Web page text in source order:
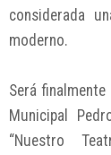
considerada
moderno.
Será
Municipal
“Nuestro